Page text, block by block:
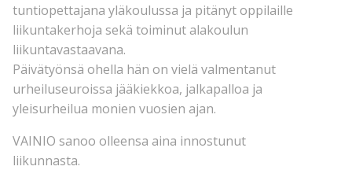
tuntiopettajana yläkoulussa ja pitänyt oppilaille
liikuntakerhoja sekä toiminut alakoulun
liikuntavastaavana.
Päivätyönsä ohella hän on vielä valmentanut
urheiluseuroissa jääkiekkoa, jalkapalloa ja
yleisurheilua monien vuosien ajan.
VAINIO sanoo olleensa aina innostunut
liikunnasta.